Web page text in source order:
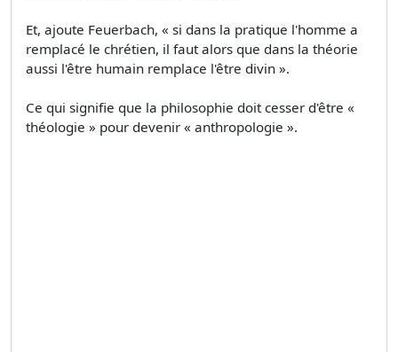
Et, ajoute Feuerbach, « si dans la pratique l'homme a
remplacé le chrétien, il faut alors que dans la théorie
aussi l'être humain remplace l'être divin ».
Ce qui signifie que la philosophie doit cesser d'être «
théologie » pour devenir « anthropologie ».